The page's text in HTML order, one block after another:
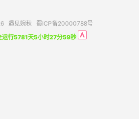
遇见婉秋
蜀ICP备20000788号
运行5781天5小时27分59秒